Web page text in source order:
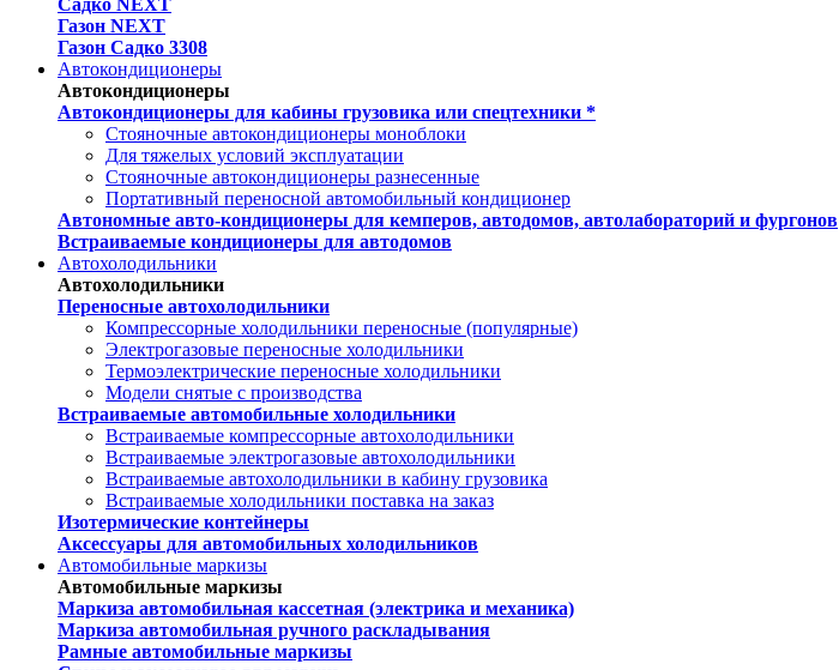
Садко NEXT
Газон NEXT
Газон Садко 3308
Автокондиционеры
Автокондиционеры
Автокондиционеры для кабины грузовика или спецтехники *
Стояночные автокондиционеры моноблоки
Для тяжелых условий эксплуатации
Стояночные автокондиционеры разнесенные
Портативный переносной автомобильный кондиционер
Автономные авто-кондиционеры для кемперов, автодомов, автолабораторий и фургонов
Встраиваемые кондиционеры для автодомов
Автохолодильники
Автохолодильники
Переносные автохолодильники
Компрессорные холодильники переносные (популярные)
Электрогазовые переносные холодильники
Термоэлектрические переносные холодильники
Модели снятые с производства
Встраиваемые автомобильные холодильники
Встраиваемые компрессорные автохолодильники
Встраиваемые электрогазовые автохолодильники
Встраиваемые автохолодильники в кабину грузовика
Встраиваемые холодильники поставка на заказ
Изотермические контейнеры
Аксессуары для автомобильных холодильников
Автомобильные маркизы
Автомобильные маркизы
Маркиза автомобильная кассетная (электрика и механика)
Маркиза автомобильная ручного раскладывания
Рамные автомобильные маркизы